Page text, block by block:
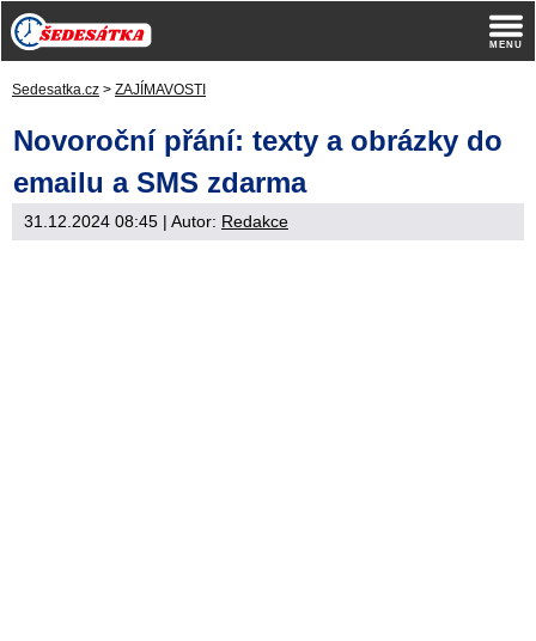
Sedesatka.cz > ZAJÍMAVOSTI
Novoroční přání: texty a obrázky do
emailu a SMS zdarma
31.12.2024 08:45 | Autor: Redakce